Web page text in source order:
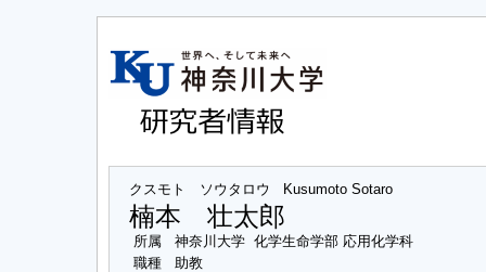
クスモト ソウタロウ Kusumoto Sotaro
楠本 壮太郎
所属
神奈川大学 化学生命学部 応用化学科
職種
助教